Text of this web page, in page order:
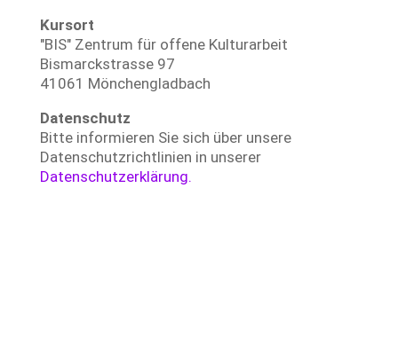
Kursort
"BIS" Zentrum für offene Kulturarbeit
Bismarckstrasse 97
41061 Mönchengladbach
Datenschutz
Bitte informieren Sie sich über unsere
Datenschutzrichtlinien in unserer
Datenschutzerklärung.